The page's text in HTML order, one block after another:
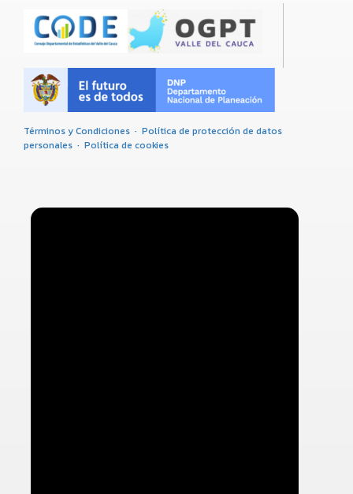
Términos y Condiciones · Política de protección de datos
personales · Política de cookies